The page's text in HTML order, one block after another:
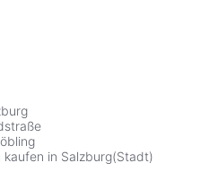
in Salzburg(Stadt)